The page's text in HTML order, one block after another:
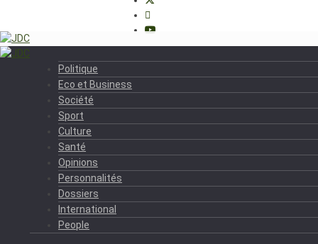
Politique
Eco et Business
Société
Sport
Culture
Santé
Opinions
Personnalités
Dossiers
International
People